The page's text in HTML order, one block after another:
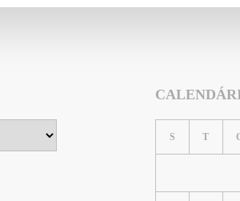
S T